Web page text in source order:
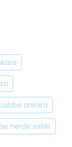
cübbe ankara
nerde satılır